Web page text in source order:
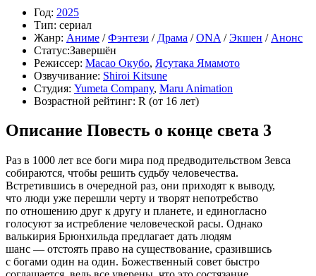
Год: 2025
Тип: сериал
Жанр: Аниме /Фэнтези / Драма /ONA /Экшен / Анонс
Статус:Завершён
Режиссер: Масао Окубо, Ясутака Ямамото
Озвучивание: Shiroi Kitsune
Студия: Yumeta Company, Maru Animation
Возрастной рейтинг: R (от 16 лет)
Описание Повесть о конце света 3
Раз в 1000 лет все боги мира под предводительством Зевса
собираются, чтобы решить судьбу человечества.
Встретившись в очередной раз, они приходят к выводу,
что люди уже перешли черту и творят непотребство
по отношению друг к другу и планете, и единогласно
голосуют за истребление человеческой расы. Однако
валькирия Брюнхильда предлагает дать людям
шанс — отстоять право на существование, сразившись
с богами один на один. Божественный совет быстро